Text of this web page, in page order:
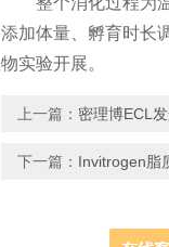
添加体量、孵育时长
物实验开展。
上一篇： 密理博ECL
下一篇： Invitrogen脂